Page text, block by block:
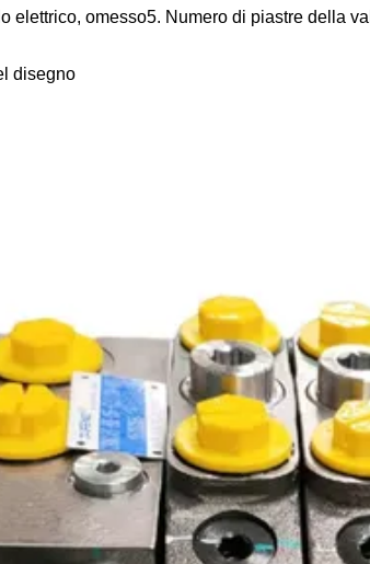
elettrico, omesso5. Numero di piastre della
disegno